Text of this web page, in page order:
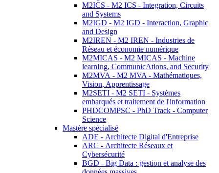
M2ICS - M2 ICS - Integration, Circuits
and Systems
M2IGD - M2 IGD - Interaction, Graphic
and Design
M2IREN - M2 IREN - Industries de
Réseau et économie numérique
M2MICAS - M2 MICAS - Machine
learnIng, CommunicAtions, and Security
M2MVA - M2 MVA - Mathématiques,
Vision, Apprentissage
M2SETI - M2 SETI - Systèmes
embarqués et traitement de l'information
PHDCOMPSC - PhD Track - Computer
Science
Mastère spécialisé
ADE - Architecte Digital d'Entreprise
ARC - Architecte Réseaux et
Cybersécurité
BGD - Big Data : gestion et analyse des